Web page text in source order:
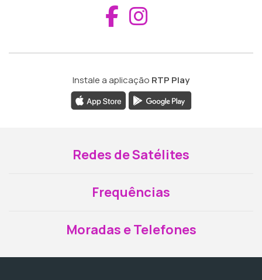
Aceder ao
Instale a aplicação RTP Play
Redes de Satélites
Frequências
Moradas e Telefones